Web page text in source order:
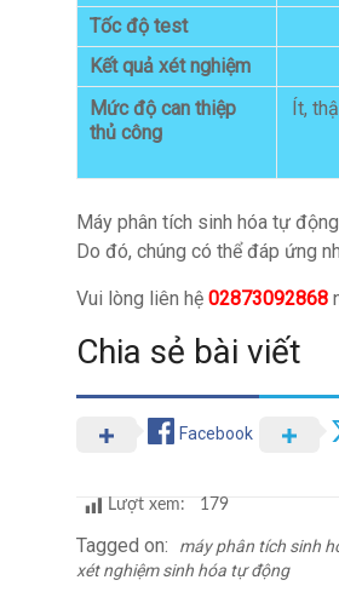
Tốc độ test
Kết quả xét nghiệm
Mức độ can thiệp
thủ công
Ít,
Máy phân tích sinh hóa tự
Do đó, chúng có thể đáp ứng
Vui lòng liên hệ 02873092868
Chia sẻ bài viết
Facebook
Lượt xem: 179
Tagged on: máy phân tích sinh
xét nghiệm sinh hóa tự động